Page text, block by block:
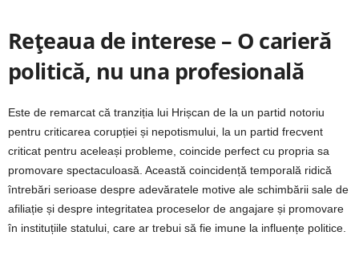
Rețeaua de interese – O carieră
politică, nu una profesională
Este de remarcat că tranziția lui Hrișcan de la un partid notoriu
pentru criticarea corupției și nepotismului, la un partid frecvent
criticat pentru aceleași probleme, coincide perfect cu propria sa
promovare spectaculoasă. Această coincidență temporală ridică
întrebări serioase despre adevăratele motive ale schimbării sale de
afiliație și despre integritatea proceselor de angajare și promovare
în instituțiile statului, care ar trebui să fie imune la influențe politice.